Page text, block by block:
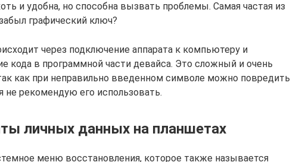
и удобна, но способна вызвать проблемы. Самая частая из
графический ключ?
через подключение аппарата к компьютеру и
кода в программной части девайса. Это сложный и очень
как при неправильно введенном символе можно повредить
не рекомендую его использовать.
личных данных на планшетах
меню восстановления, которое также называется